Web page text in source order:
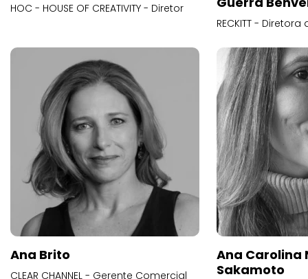
HOC - HOUSE OF CREATIVITY - Diretor
RECKITT -
Ana Brito
CLEAR CHANNEL - Gerente Comercial
Ana Carolina
Sakamoto